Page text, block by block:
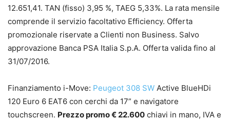
12.651,41. TAN (fisso) 3,95 %, TAEG 5,33%. La rata mensile
comprende il servizio facoltativo Efficiency. Offerta
promozionale riservate a Clienti non Business. Salvo
approvazione Banca PSA Italia S.p.A. Offerta valida fino al
31/07/2016.
Finanziamento i-Move: Peugeot 308 SW Active BlueHDi
120 Euro 6 EAT6 con cerchi da 17” e navigatore
touchscreen. Prezzo promo € 22.600 chiavi in mano, IVA e